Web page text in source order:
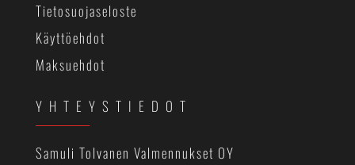
Tietosuojaseloste
Käyttöehdot
Maksuehdot
YHTEYSTIEDOT
Samuli Tolvanen Valmennukset OY